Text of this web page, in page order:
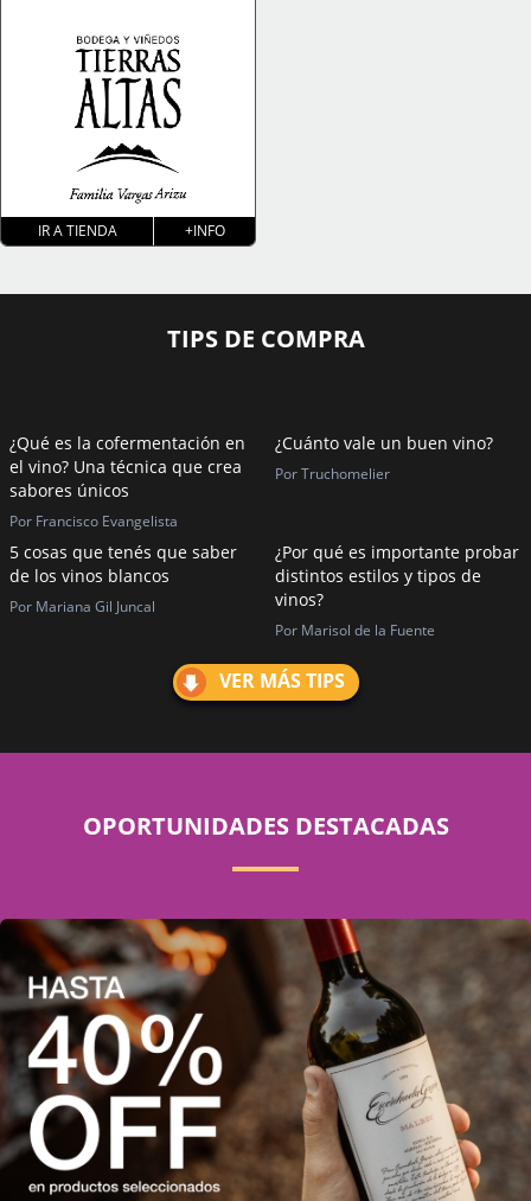
IR A TIENDA +INFO
TIPS DE COMPRA
¿Qué es la cofermentación en
el vino? Una técnica que crea
sabores únicos
Por Francisco Evangelista
¿Cuánto vale un buen vino?
Por Truchomelier
5 cosas que tenés que saber
de los vinos blancos
Por Mariana Gil Juncal
¿Por qué es importante probar
distintos estilos y tipos de
vinos?
Por Marisol de la Fuente
VER MÁS TIPS
OPORTUNIDADES DESTACADAS